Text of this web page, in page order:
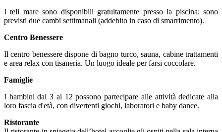
I teli mare sono disponibili gratuitamente presso la piscina; sono
previsti due cambi settimanali (addebito in caso di smarrimento).
Centro Benessere
Il centro benessere dispone di bagno turco, sauna, cabine trattamenti
e area relax con tisaneria. Un luogo ideale per farsi coccolare.
Famiglie
I bambini dai 3 ai 12 possono partecipare alle attività dedicate alla
loro fascia d'età, con divertenti giochi, laboratori e baby dance.
Ristorante